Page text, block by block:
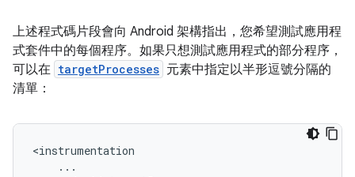
上述程式碼片段會向 Android 架構指出，您希望測試應用程
式套件中的每個程序。如果只想測試應用程式的部分程序，
可以在 targetProcesses 元素中指定以半形逗號分隔的
清單：